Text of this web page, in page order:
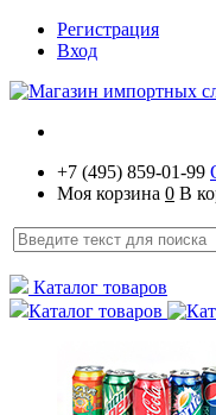
Регистрация
Вход
+7 (495) 859-01-99
Моя корзина 0 В
Каталог товаров
Каталог товаров